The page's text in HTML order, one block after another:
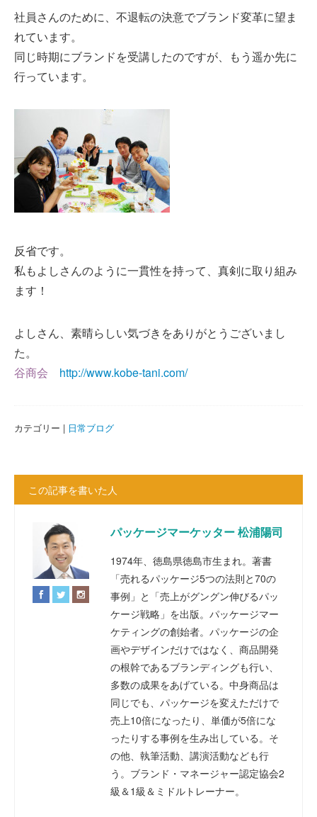
社員さんのために、不退転の決意でブランド変革に望ま
れています。
同じ時期にブランドを受講したのですが、もう遥か先に
行っています。
反省です。
私もよしさんのように一貫性を持って、真剣に取り組み
ます！
よしさん、素晴らしい気づきをありがとうございまし
た。
谷商会 http://www.kobe-tani.com/
カテゴリー | 日常ブログ
この記事を書いた人
パッケージマーケッター 松浦陽司
1974年、徳島県徳島市生まれ。著書
「売れるパッケージ5つの法則と70の
事例」と「売上がグングン伸びるパッ
ケージ戦略」を出版。パッケージマー
ケティングの創始者。パッケージの企
画やデザインだけではなく、商品開発
の根幹であるブランディングも行い、
多数の成果をあげている。中身商品は
同じでも、パッケージを変えただけで
売上10倍になったり、単価が5倍にな
ったりする事例を生み出している。そ
の他、執筆活動、講演活動なども行
う。ブランド・マネージャー認定協会2
級＆1級＆ミドルトレーナー。